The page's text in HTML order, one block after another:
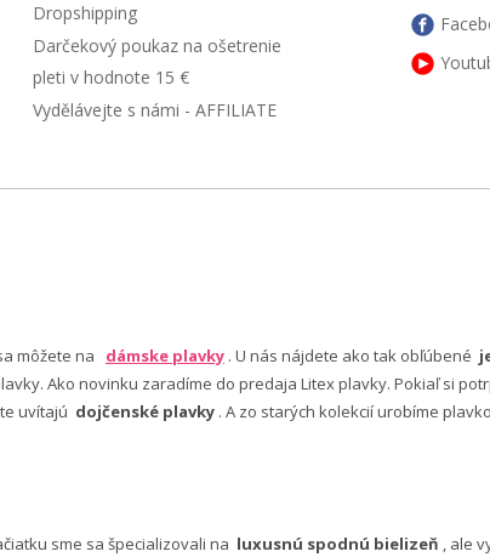
Dropshipping
Darčekový poukaz na ošetrenie
pleti v hodnote 15 €
Vydělávejte s námi - AFFILIATE
môžete na dámske plavky . U nás nájdete ako tak obľúbené
Ako novinku zaradíme do predaja Litex plavky. Pokiaľ si
uvítajú dojčenské plavky . A zo starých kolekcií urobíme
sme sa špecializovali na luxusnú spodnú bielizeň , ale